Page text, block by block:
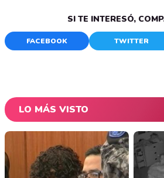
SI TE INTERESÓ,
FACEBOOK TWITTER
LO MÁS VISTO